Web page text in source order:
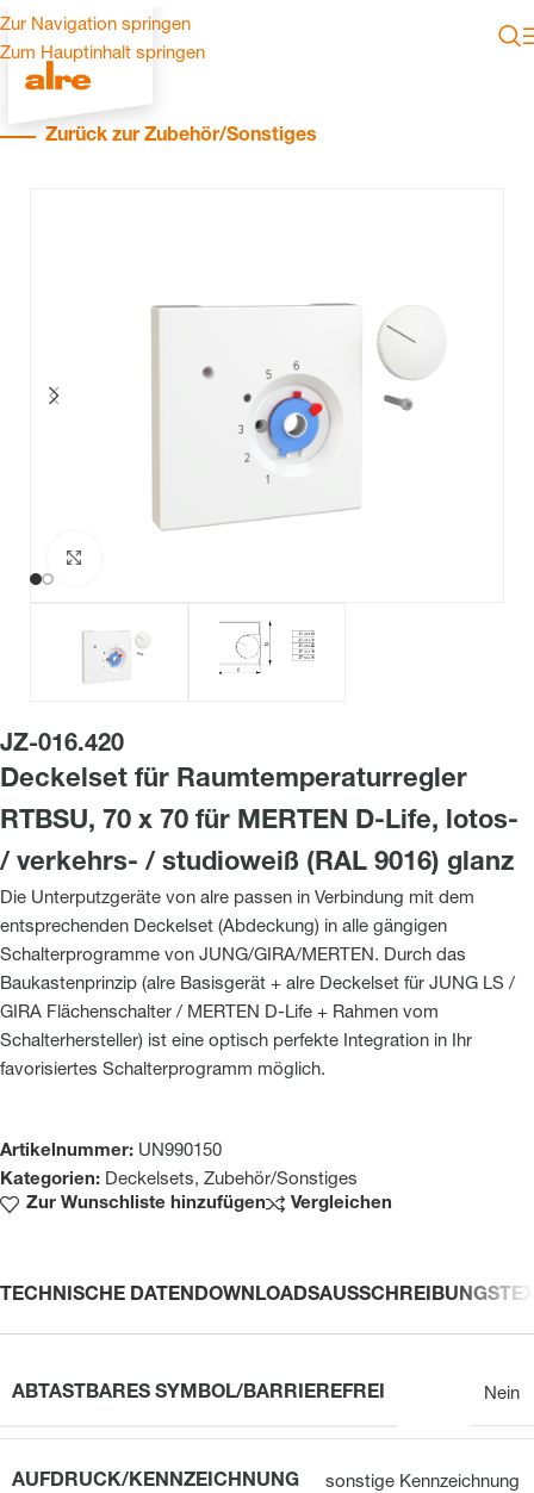
Zur Navigation springen
Zum Hauptinhalt springen
Zurück zur Zubehör/Sonstiges
JZ-016.420
Deckelset für Raumtemperaturregler
RTBSU, 70 x 70 für MERTEN D-Life, lotos-
/ verkehrs- / studioweiß (RAL 9016) glanz
Die Unterputzgeräte von alre passen in Verbindung mit dem
entsprechenden Deckelset (Abdeckung) in alle gängigen
Schalterprogramme von JUNG/GIRA/MERTEN. Durch das
Baukastenprinzip (alre Basisgerät + alre Deckelset für JUNG LS /
GIRA Flächenschalter / MERTEN D-Life + Rahmen vom
Schalterhersteller) ist eine optisch perfekte Integration in Ihr
favorisiertes Schalterprogramm möglich.
Artikelnummer: UN990150
Kategorien: Deckelsets, Zubehör/Sonstiges
Zur Wunschliste hinzufügen
Vergleichen
TECHNISCHE DATENDOWNLOADS
ABTASTBARES SYMBOL/BARRIEREFREI Nein
AUFDRUCK/KENNZEICHNUNG sonstige Kennzeichnung